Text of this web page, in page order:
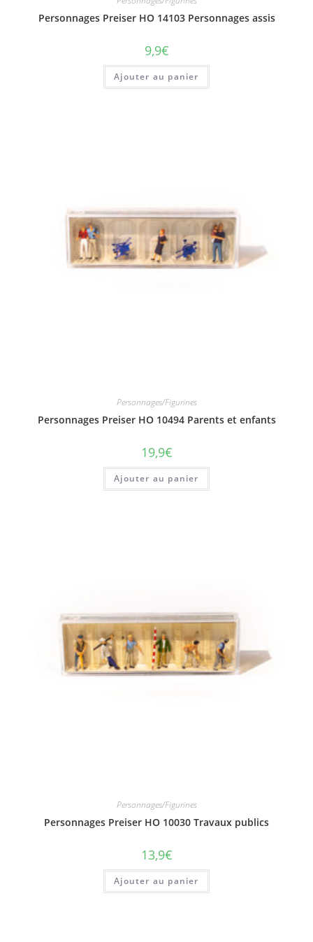
Personnages Preiser HO 14103 Personnages assis
9,9€
Ajouter au panier
Personnages/Figurines
Personnages Preiser HO 10494 Parents et enfants
19,9€
Ajouter au panier
Personnages/Figurines
Personnages Preiser HO 10030 Travaux publics
13,9€
Ajouter au panier